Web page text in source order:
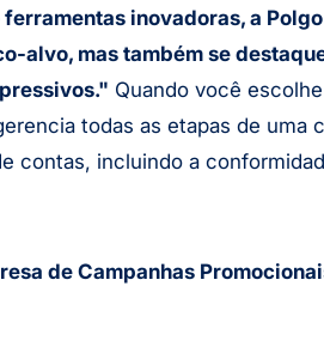
inovadoras, a
alvo, mas também se
Quando você
todas as etapas de uma
contas, incluindo a
de Campanhas